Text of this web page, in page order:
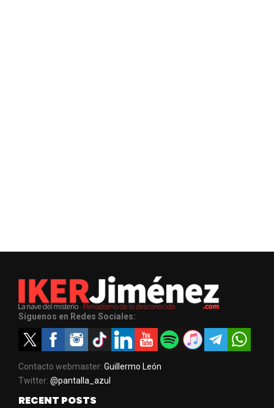
Síguenos en Redes Sociales:
Contacto webmaster: Guillermo León
Twitter: @pantalla_azul
RECENT POSTS